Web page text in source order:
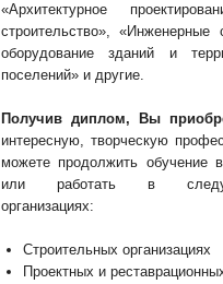
«Архитектурное
строительство», «Инженерные
оборудование зданий и
поселений» и другие.
Получив диплом, Вы
интересную, творческую
можете продолжить обучение
или работать в
организациях:
Строительных организациях
Проектных и